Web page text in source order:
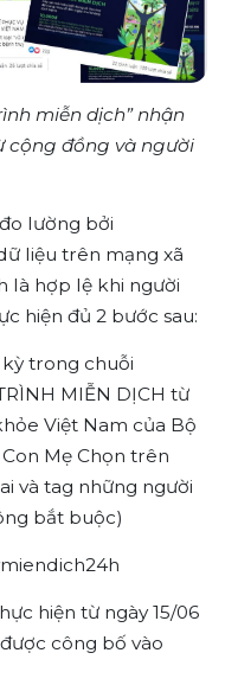
miễn dịch” nhận
cộng đồng và người
lường bởi
liệu trên mạng xã
là hợp lệ khi người
hiện đủ 2 bước sau:
trong chuỗi
MIỄN DỊCH từ
Việt Nam của Bộ
Mẹ Chọn trên
và tag những người
bắt buộc)
hiện từ ngày 15/06
công bố vào